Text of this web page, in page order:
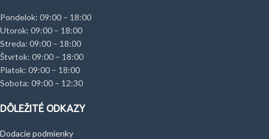
Pondelok: 09:00 – 18:00
Utorok: 09:00 – 18:00
Streda: 09:00 – 18:00
Štvrtok: 09:00 – 18:00
Piatok: 09:00 – 18:00
Sobota: 09:00 – 12:30
DÔLEŽITÉ ODKAZY
Dodacie podmienky